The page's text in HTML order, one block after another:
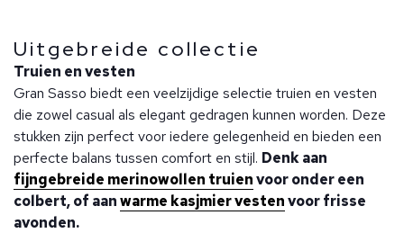
Uitgebreide collectie
Truien en vesten
Gran Sasso biedt een veelzijdige selectie truien en vesten
die zowel casual als elegant gedragen kunnen worden. Deze
stukken zijn perfect voor iedere gelegenheid en bieden een
perfecte balans tussen comfort en stijl. Denk aan
fijngebreide merinowollen truienvoor onder een
colbert, of aanwarme kasjmier vestenvoor frisse
avonden.